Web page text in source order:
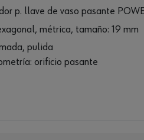
p. llave de vaso pasante
métrica, tamaño: 19 mm
pulida
orificio pasante